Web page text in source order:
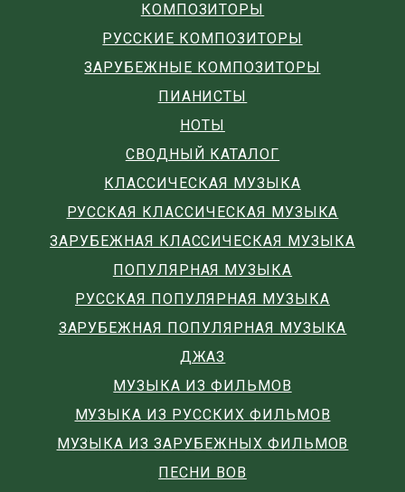
КОМПОЗИТОРЫ
РУССКИЕ КОМПОЗИТОРЫ
ЗАРУБЕЖНЫЕ КОМПОЗИТОРЫ
ПИАНИСТЫ
НОТЫ
СВОДНЫЙ КАТАЛОГ
КЛАССИЧЕСКАЯ МУЗЫКА
РУССКАЯ КЛАССИЧЕСКАЯ МУЗЫКА
ЗАРУБЕЖНАЯ КЛАССИЧЕСКАЯ МУЗЫКА
ПОПУЛЯРНАЯ МУЗЫКА
РУССКАЯ ПОПУЛЯРНАЯ МУЗЫКА
ЗАРУБЕЖНАЯ ПОПУЛЯРНАЯ МУЗЫКА
ДЖАЗ
МУЗЫКА ИЗ ФИЛЬМОВ
МУЗЫКА ИЗ РУССКИХ ФИЛЬМОВ
МУЗЫКА ИЗ ЗАРУБЕЖНЫХ ФИЛЬМОВ
ПЕСНИ ВОВ